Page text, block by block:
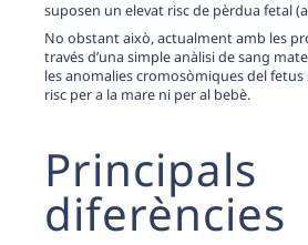
suposen un elevat risc de pèrdua fetal
No obstant això, actualment amb les
través d’una simple anàlisi de sang
les anomalies cromosòmiques del fetus
risc per a la mare ni per al bebè.
Principals
diferències